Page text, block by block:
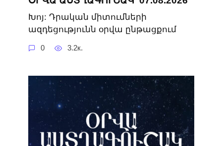
Խոյ: Դրական միտումների
ազդեցությունն օրվա ընթացքում
0 3.2к.